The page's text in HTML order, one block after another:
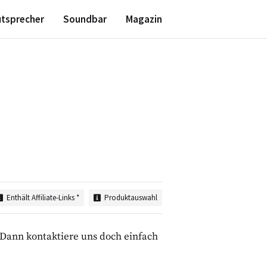
Plattenspieler Zubehör
mehr anzeigen
Soundbar Magazin
Enthält Affiliate-Links * Produktauswahl
kontaktiere uns doch einfach